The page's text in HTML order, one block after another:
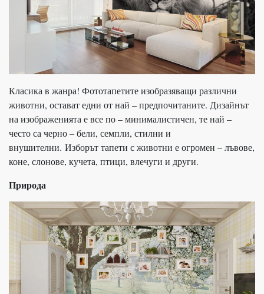
Класика в жанра! Фототапетите изобразяващи различни
животни, остават едни от най – предпочитаните. Дизайнът
на изображенията е все по – минималистичен, те най –
често са черно – бели, семпли, стилни и
внушителни. Изборът тапети с животни е огромен – лъвове,
коне, слонове, кучета, птици, влечуги и други.
Природа